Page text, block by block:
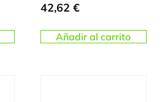
42,62 €
Añadir al carrito